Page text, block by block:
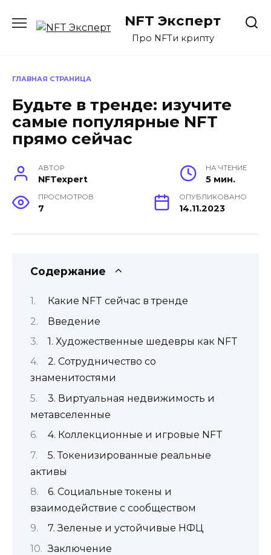
содержанию
NFT Эксперт
Про NFTи крипту
ГЛАВНАЯ СТРАНИЦА
Будьте в тренде: изучите
самые популярные NFT
прямо сейчас
АВТОР
NFTexpert
НА ЧТЕНИЕ
5 мин.
ПРОСМОТРОВ
7
ОПУБЛИКОВАНО
14.11.2023
Содержание
Какие NFT сейчас в тренде
Введение
1. Художественные шедевры как NFT
2. Сотрудничество со
знаменитостями
3. Виртуальная недвижимость и
метавселенные
4. Коллекционные и игровые NFT
5. Токенизированные реальные
активы
6. Социальные токены и
взаимодействие с сообществом
7. Зеленые и устойчивые НФЦ
Заключение